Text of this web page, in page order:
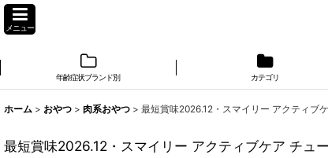
メニュー
年齢症状ブランド別 カテゴリ
ホーム > おやつ > 肉系おやつ > 最短賞味2026.12・スマイリー アクティブ
最短賞味2026.12・スマイリー アクティブケア チ